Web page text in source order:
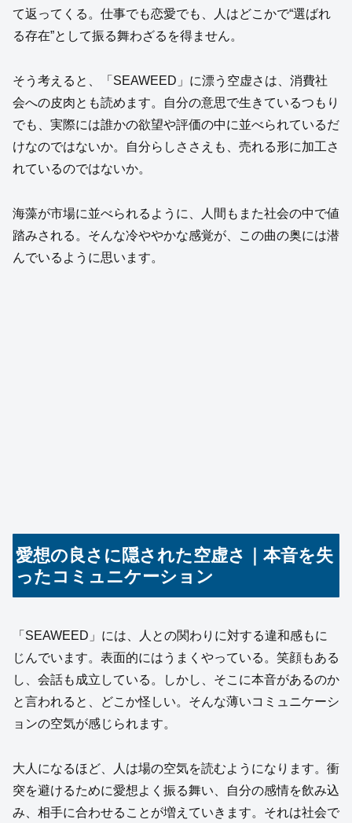
て返ってくる。仕事でも恋愛でも、人はどこかで“選ばれ
る存在”として振る舞わざるを得ません。
そう考えると、「SEAWEED」に漂う空虚さは、消費社
会への皮肉とも読めます。自分の意思で生きているつもり
でも、実際には誰かの欲望や評価の中に並べられているだ
けなのではないか。自分らしささえも、売れる形に加工さ
れているのではないか。
海藻が市場に並べられるように、人間もまた社会の中で値
踏みされる。そんな冷ややかな感覚が、この曲の奥には潜
んでいるように思います。
愛想の良さに隠された空虚さ｜本音を失
ったコミュニケーション
「SEAWEED」には、人との関わりに対する違和感もに
じんでいます。表面的にはうまくやっている。笑顔もある
し、会話も成立している。しかし、そこに本音があるのか
と言われると、どこか怪しい。そんな薄いコミュニケーシ
ョンの空気が感じられます。
大人になるほど、人は場の空気を読むようになります。衝
突を避けるために愛想よく振る舞い、自分の感情を飲み込
み、相手に合わせることが増えていきます。それは社会で